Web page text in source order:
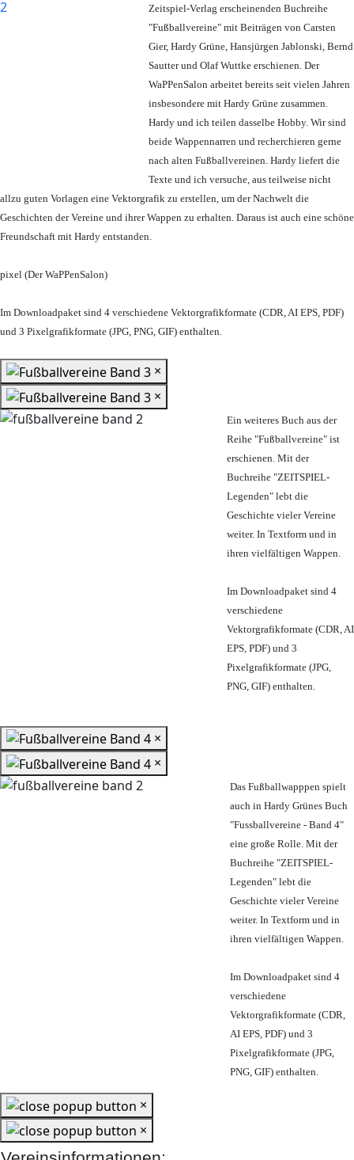
Zeitspiel-Verlag erscheinenden Buchreihe
"Fußballvereine" mit Beiträgen von Carsten
Gier, Hardy Grüne, Hansjürgen Jablonski, Bernd
Sautter und Olaf Wuttke erschienen. Der
WaPPenSalon arbeitet bereits seit vielen Jahren
insbesondere mit Hardy Grüne zusammen.
Hardy und ich teilen dasselbe Hobby. Wir sind
beide Wappennarren und recherchieren gerne
nach alten Fußballvereinen. Hardy liefert die
Texte und ich versuche, aus teilweise nicht
allzu guten Vorlagen eine Vektorgrafik zu erstellen, um der Nachwelt die
Geschichten der Vereine und ihrer Wappen zu erhalten. Daraus ist auch eine schöne
Freundschaft mit Hardy entstanden.
pixel (Der WaPPenSalon)
Im Downloadpaket sind 4 verschiedene Vektorgrafikformate (CDR, AI EPS, PDF)
und 3 Pixelgrafikformate (JPG, PNG, GIF) enthalten.
×
×
Ein weiteres Buch aus der
Reihe "Fußballvereine" ist
erschienen. Mit der
Buchreihe "ZEITSPIEL-
Legenden" lebt die
Geschichte vieler Vereine
weiter. In Textform und in
ihren vielfältigen Wappen.
Im Downloadpaket sind 4
verschiedene
Vektorgrafikformate (CDR, AI
EPS, PDF) und 3
Pixelgrafikformate (JPG,
PNG, GIF) enthalten.
×
×
Das Fußballwapppen spielt
auch in Hardy Grünes Buch
"Fussballvereine - Band 4"
eine große Rolle. Mit der
Buchreihe "ZEITSPIEL-
Legenden" lebt die
Geschichte vieler Vereine
weiter. In Textform und in
ihren vielfältigen Wappen.
Im Downloadpaket sind 4
verschiedene
Vektorgrafikformate (CDR,
AI EPS, PDF) und 3
Pixelgrafikformate (JPG,
PNG, GIF) enthalten.
×
×